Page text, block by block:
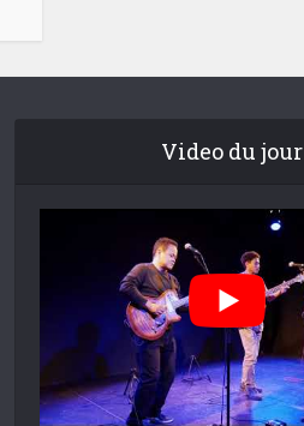
Video du jour